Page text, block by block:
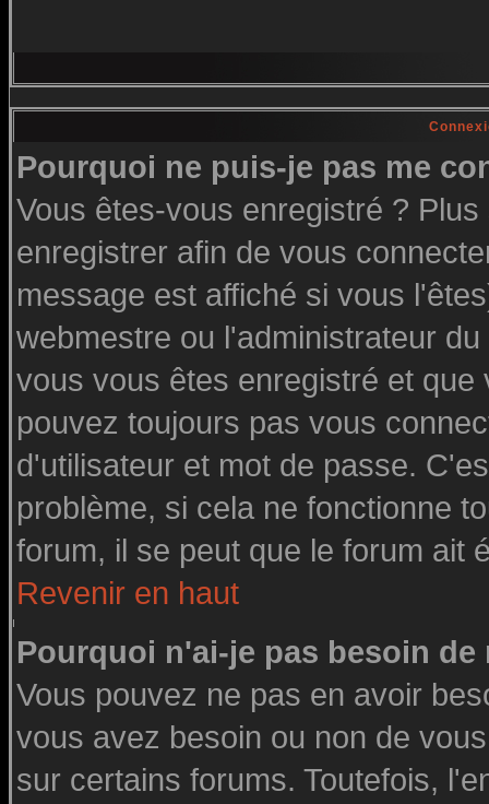
Pourquoi ne puis-je pas me
Vous êtes-vous enregistré ?
enregistrer afin de vous
message est affiché si vous
webmestre ou l'administrateur
vous vous êtes enregistré et
pouvez toujours pas vous
d'utilisateur et mot de passe.
problème, si cela ne fonctionne
forum, il se peut que le forum ait
Revenir en haut
Pourquoi n'ai-je pas besoin
Vous pouvez ne pas en avoir
vous avez besoin ou non de
sur certains forums. Toutefois,